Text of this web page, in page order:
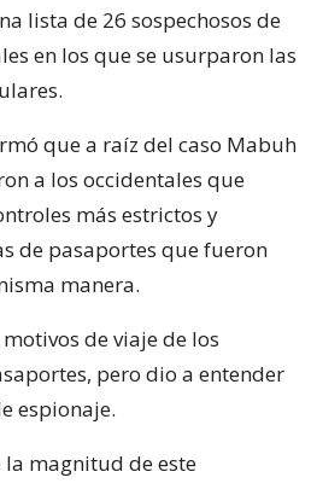
lista de 26 sospechosos de
en los que se usurparon las
que a raíz del caso Mabuh
a los occidentales que
más estrictos y
de pasaportes que fueron
manera.
de viaje de los
pero dio a entender
espionaje.
la magnitud de este